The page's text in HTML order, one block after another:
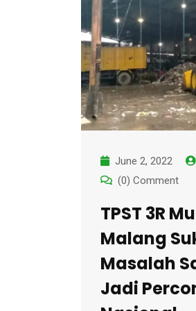
June 2, 2022
(0) Comment
TPST 3R
Malang
Masalah
Jadi